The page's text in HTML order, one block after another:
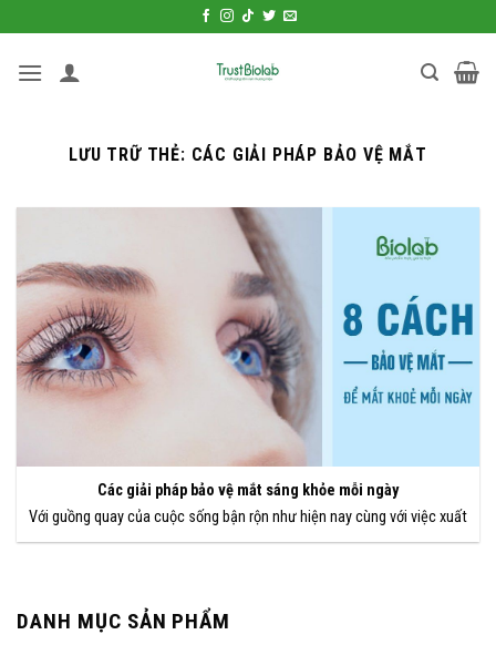
qua
LƯU TRỮ THẺ: CÁC GIẢI PHÁP BẢO VỆ MẮT
Các giải pháp bảo vệ mắt sáng khỏe mỗi ngày
Với guồng quay của cuộc sống bận rộn như hiện nay cùng với việc xuất
DANH MỤC SẢN PHẨM